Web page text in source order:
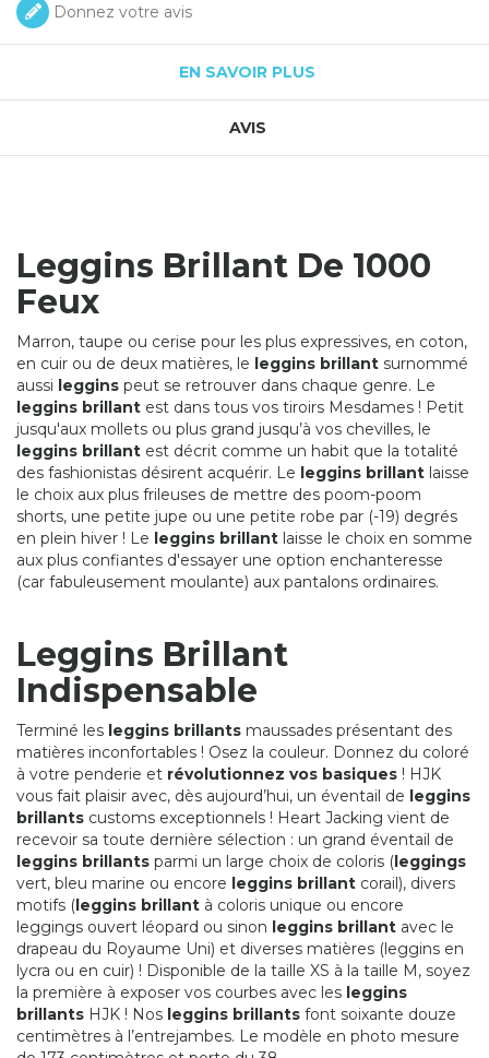
Donnez votre avis
EN SAVOIR PLUS
AVIS
Leggins Brillant De 1000
Feux
Marron, taupe ou cerise pour les plus expressives, en coton,
en cuir ou de deux matières, le leggins brillant surnommé
aussi leggins peut se retrouver dans chaque genre. Le
leggins brillant est dans tous vos tiroirs Mesdames ! Petit
jusqu'aux mollets ou plus grand jusqu’à vos chevilles, le
leggins brillant est décrit comme un habit que la totalité
des fashionistas désirent acquérir. Le leggins brillant laisse
le choix aux plus frileuses de mettre des poom-poom
shorts, une petite jupe ou une petite robe par (-19) degrés
en plein hiver ! Le leggins brillant laisse le choix en somme
aux plus confiantes d'essayer une option enchanteresse
(car fabuleusement moulante) aux pantalons ordinaires.
Leggins Brillant
Indispensable
Terminé les leggins brillants maussades présentant des
matières inconfortables ! Osez la couleur. Donnez du coloré
à votre penderie et révolutionnez vos basiques ! HJK
vous fait plaisir avec, dès aujourd’hui, un éventail de leggins
brillants customs exceptionnels ! Heart Jacking vient de
recevoir sa toute dernière sélection : un grand éventail de
leggins brillants parmi un large choix de coloris (leggings
vert, bleu marine ou encore leggins brillant corail), divers
motifs (leggins brillant à coloris unique ou encore
leggings ouvert léopard ou sinon leggins brillant avec le
drapeau du Royaume Uni) et diverses matières (leggins en
lycra ou en cuir) ! Disponible de la taille XS à la taille M, soyez
la première à exposer vos courbes avec les leggins
brillants HJK ! Nos leggins brillants font soixante douze
centimètres à l’entrejambes. Le modèle en photo mesure